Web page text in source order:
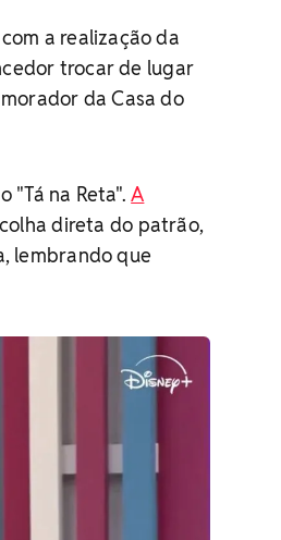
a realização da
trocar de lugar
da Casa do
"Tá na Reta".A
direta do patrão,
lembrando que